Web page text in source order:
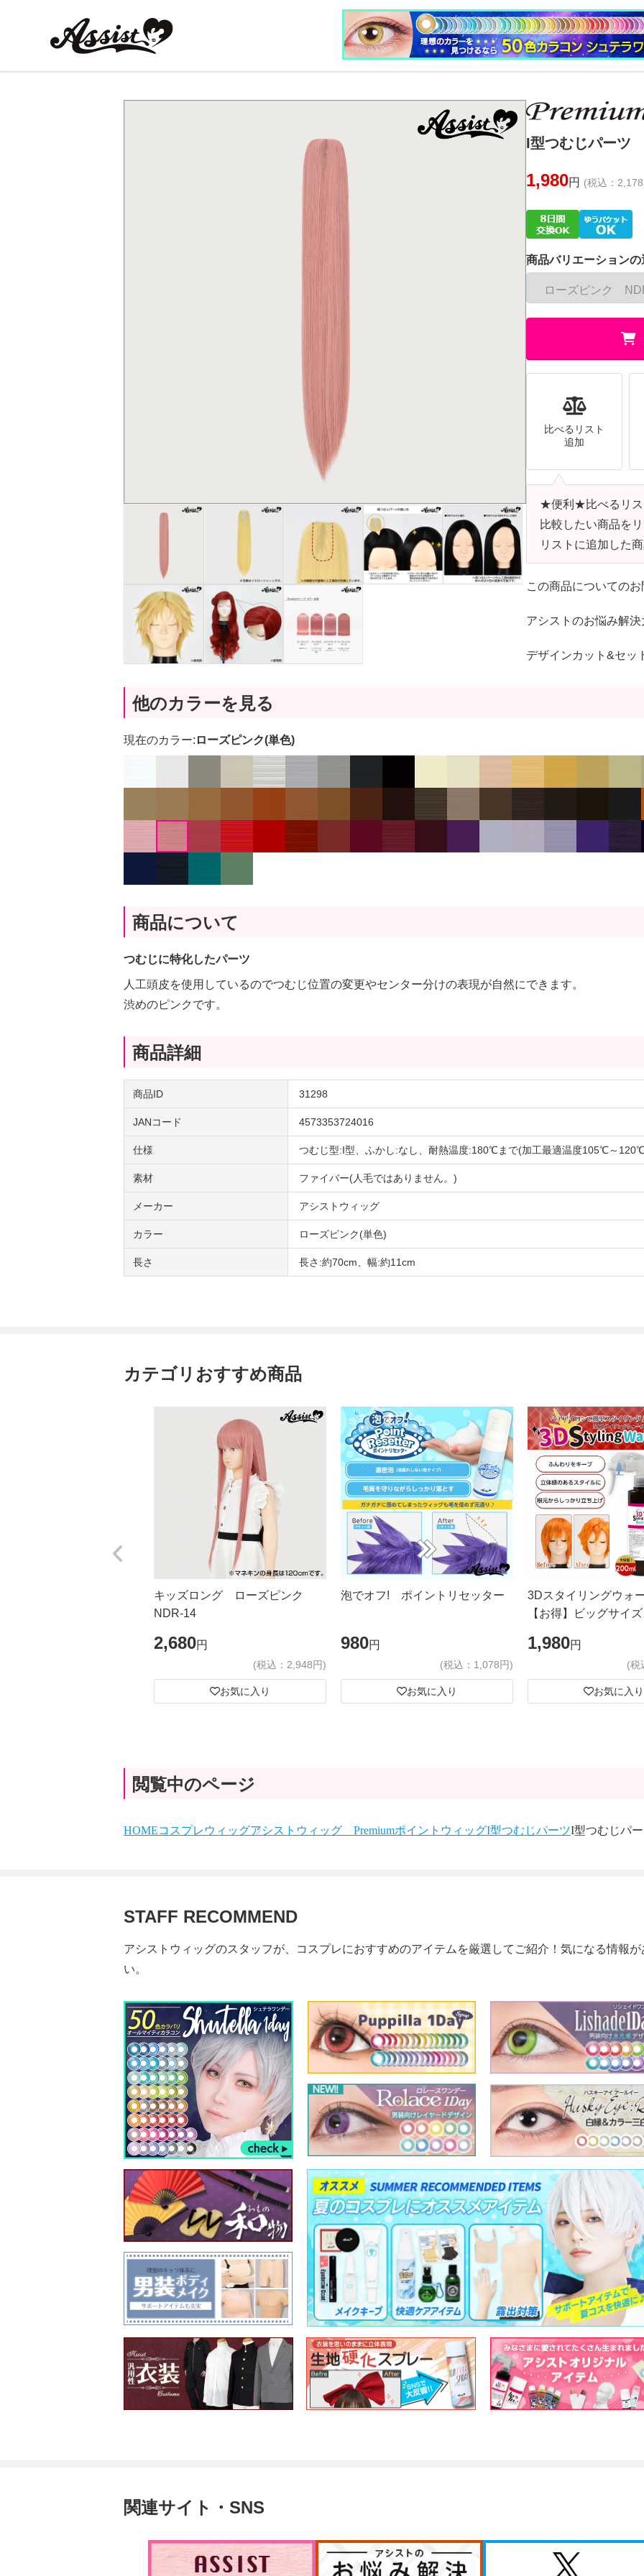
I型つむじパー
1,980円 (税込：
商品バリエーションの
比べるリスト
追加
★便利★比べるリス
比較したい商品を
リストに追加した
この商品についての
アシストのお悩み解決
デザインカット&セッ
他のカラーを見る
現在のカラー: ローズピンク(単色)
商品について
つむじに特化したパーツ
人工頭皮を使用しているのでつむじ位置の変更やセンター分けの表現が自然にできます。
渋めのピンクです。
商品詳細
商品ID 31298
JANコード 4573353724016
仕様 つむじ型:I型、ふかし:なし、耐熱温度:180℃まで(加工最適温度105℃～
素材 ファイバー(人毛ではありません。)
メーカー アシストウィッグ
カラー ローズピンク(単色)
長さ 長さ:約70cm、幅:約11cm
カテゴリおすすめ商品
キッズロング ローズピンク
NDR-14
2,680円
(税込：2,948円)
お気に入り
泡でオフ! ポイントリセッター
980円
(税込：1,078円)
お気に入り
3Dスタイリングウ
【お得】ビッグサイズ
1,980円
(税
お気に入り
閲覧中のページ
HOMEコスプレウィッグアシストウィッグ PremiumポイントウィッグI型つむじパーツI型つむじパ
STAFF RECOMMEND
アシストウィッグのスタッフが、コスプレにおすすめのアイテムを厳選してご紹介！気になる情報
い。
関連サイト・SNS